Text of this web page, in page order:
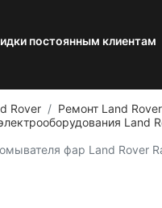
постоянным клиентам
Rover
Ремонт Land
Land
фар Land Rover